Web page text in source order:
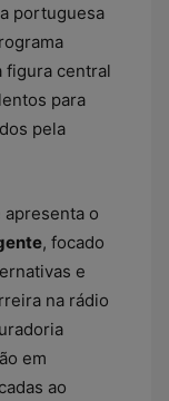
portuguesa
figura central
para
pela
o
, focado
e
na rádio
em
ao